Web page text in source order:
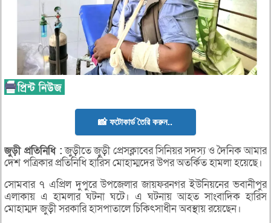
📸 ফটোকার্ড তৈরি করুন..
জুড়ীপ্রতিনিধি :জুড়ীতে জুড়ী প্রেসক্লাবের সিনিয়র সদস্য ও দৈনিক আমার
দেশ পত্রিকার প্রতিনিধি হারিস মোহাম্মদের উপর অতর্কিত হামলা হয়েছে।
সোমবার ৭ এপ্রিল দুপুরে উপজেলার জায়ফরনগর ইউনিয়নের ভবানীপুর
এলাকায় এ হামলার ঘটনা ঘটে। এ ঘটনায় আহত সাংবাদিক হারিস
মোহাম্মদ জুড়ী সরকারি হাসপাতালে চিকিৎসাধীন অবস্থায় রয়েছেন।